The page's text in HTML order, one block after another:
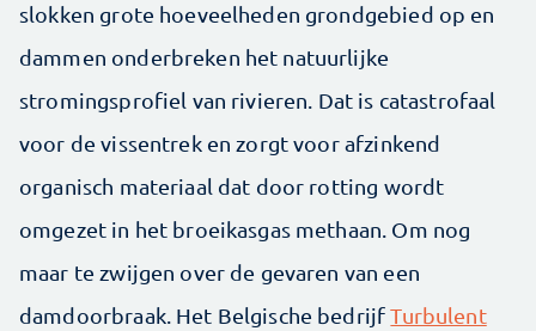
slokken grote hoeveelheden grondgebied op en
dammen onderbreken het natuurlijke
stromingsprofiel van rivieren. Dat is ­catastrofaal
voor de vissentrek en zorgt voor afzinkend
organisch materiaal dat door rotting wordt
omgezet in het broeikasgas methaan. Om nog
maar te zwijgen over de gevaren van een
damdoorbraak. Het Belgische bedrijfTurbulent